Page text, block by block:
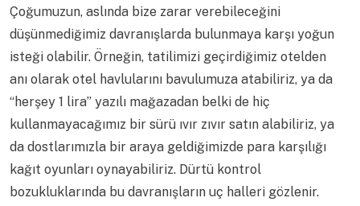
Çoğumuzun, aslında bize zarar verebileceğini
düşünmediğimiz davranışlarda bulunmaya karşı yoğun
isteği olabilir. Örneğin, tatilimizi geçirdiğimiz otelden
anı olarak otel havlularını bavulumuza atabiliriz, ya da
“herşey 1 lira” yazılı mağazadan belki de hiç
kullanmayacağımız bir sürü ıvır zıvır satın alabiliriz, ya
da dostlarımızla bir araya geldiğimizde para karşılığı
kağıt oyunları oynayabiliriz. Dürtü kontrol
bozukluklarında bu davranışların uç halleri gözlenir.